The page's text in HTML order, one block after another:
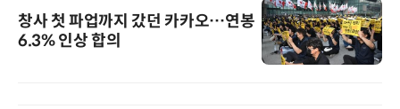
창사 첫 파업까지 갔던 카카오…연봉
6.3% 인상 합의